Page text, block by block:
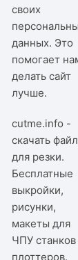
своих
данных. Это
помогает
делать сайт
лучше.
cutme.info -
скачать
для резки.
Бесплатные
выкройки,
рисунки,
макеты для
ЧПУ станков
плоттеров.